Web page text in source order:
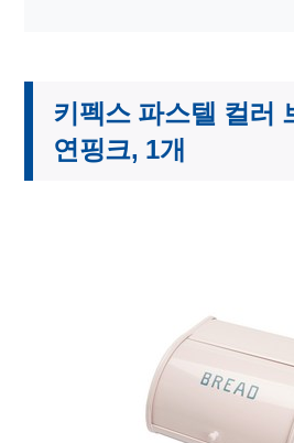
키펙스 파스텔 컬러
연핑크, 1개